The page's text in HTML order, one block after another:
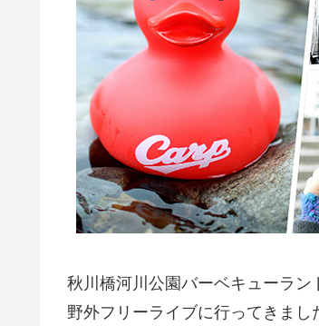
秋川橋河川公園バーベキューラン
野外フリーライブに行ってきまし